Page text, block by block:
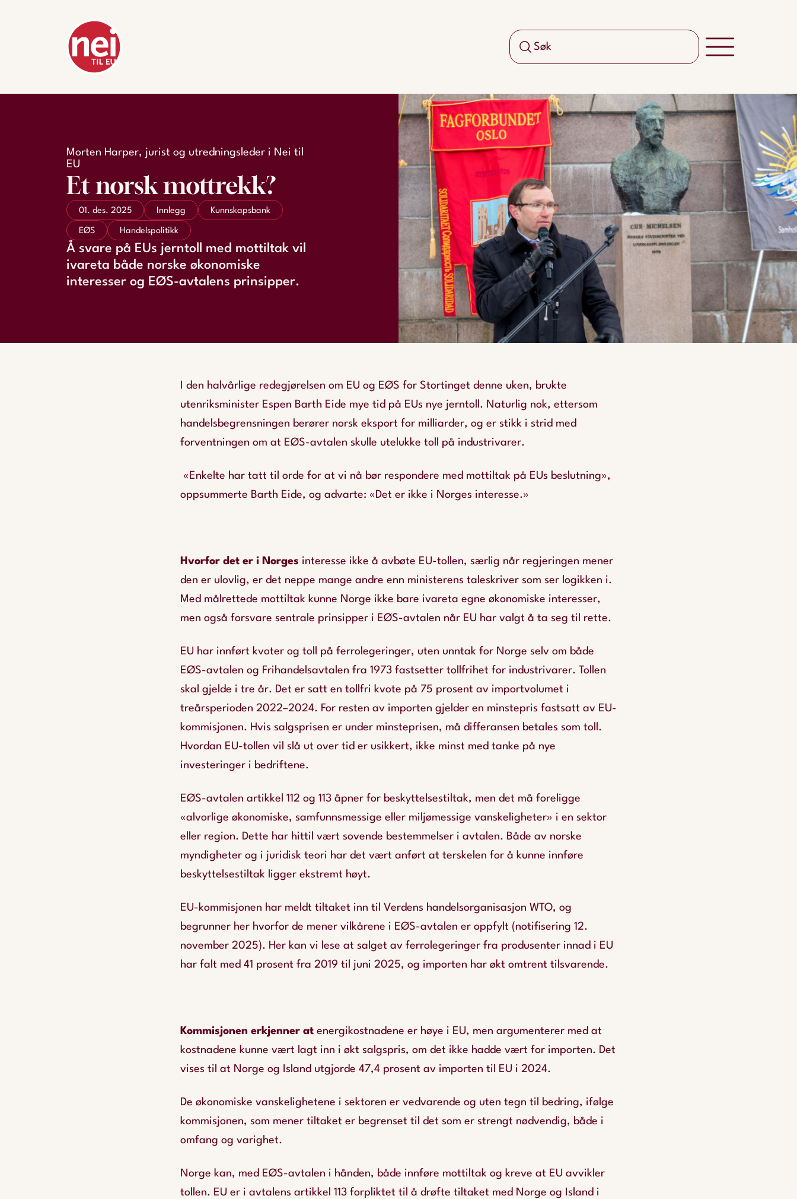
Morten Harper, jurist og utredningsleder i Nei til
EU
Et norsk mottrekk?
01. des. 2025 Innlegg Kunnskapsbank
EØS Handelspolitikk
Å svare på EUs jerntoll med mottiltak vil
ivareta både norske økonomiske
interesser og EØS-avtalens prinsipper.
I den halvårlige redegjørelsen om EU og EØS for Stortinget denne uken, brukte
utenriksminister Espen Barth Eide mye tid på EUs nye jerntoll. Naturlig nok, ettersom
handelsbegrensningen berører norsk eksport for milliarder, og er stikk i strid med
forventningen om at EØS-avtalen skulle utelukke toll på industrivarer.
«Enkelte har tatt til orde for at vi nå bør respondere med mottiltak på EUs beslutning»,
oppsummerte Barth Eide, og advarte: «Det er ikke i Norges interesse.»
Hvorfor det er i Norges interesse ikke å avbøte EU-tollen, særlig når regjeringen mener
den er ulovlig, er det neppe mange andre enn ministerens taleskriver som ser logikken i.
Med målrettede mottiltak kunne Norge ikke bare ivareta egne økonomiske interesser,
men også forsvare sentrale prinsipper i EØS-avtalen når EU har valgt å ta seg til rette.
EU har innført kvoter og toll på ferrolegeringer, uten unntak for Norge selv om både
EØS-avtalen og Frihandelsavtalen fra 1973 fastsetter tollfrihet for industrivarer. Tollen
skal gjelde i tre år. Det er satt en tollfri kvote på 75 prosent av importvolumet i
treårsperioden 2022–2024. For resten av importen gjelder en minstepris fastsatt av EU-
kommisjonen. Hvis salgsprisen er under minsteprisen, må differansen betales som toll.
Hvordan EU-tollen vil slå ut over tid er usikkert, ikke minst med tanke på nye
investeringer i bedriftene.
EØS-avtalen artikkel 112 og 113 åpner for beskyttelsestiltak, men det må foreligge
«alvorlige økonomiske, samfunnsmessige eller miljømessige vanskeligheter» i en sektor
eller region. Dette har hittil vært sovende bestemmelser i avtalen. Både av norske
myndigheter og i juridisk teori har det vært anført at terskelen for å kunne innføre
beskyttelsestiltak ligger ekstremt høyt.
EU-kommisjonen har meldt tiltaket inn til Verdens handelsorganisasjon WTO, og
begrunner her hvorfor de mener vilkårene i EØS-avtalen er oppfylt (notifisering 12.
november 2025). Her kan vi lese at salget av ferrolegeringer fra produsenter innad i EU
har falt med 41 prosent fra 2019 til juni 2025, og importen har økt omtrent tilsvarende.
Kommisjonen erkjenner atenergikostnadene er høye i EU, men argumenterer med at
kostnadene kunne vært lagt inn i økt salgspris, om det ikke hadde vært for importen. Det
vises til at Norge og Island utgjorde 47,4 prosent av importen til EU i 2024.
De økonomiske vanskelighetene i sektoren er vedvarende og uten tegn til bedring, ifølge
kommisjonen, som mener tiltaket er begrenset til det som er strengt nødvendig, både i
omfang og varighet.
Norge kan, med EØS-avtalen i hånden, både innføre mottiltak og kreve at EU avvikler
tollen. EU er i avtalens artikkel 113 forpliktet til å drøfte tiltaket med Norge og Island i